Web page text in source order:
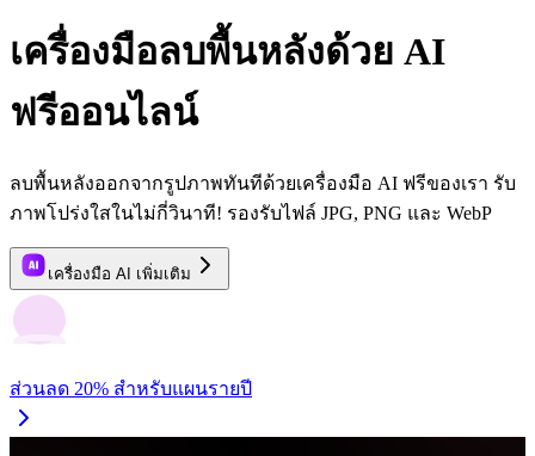
เครื่องมือลบพื้นหลังด้วย AI
ฟรีออนไลน์
ลบพื้นหลังออกจากรูปภาพทันทีด้วยเครื่องมือ AI ฟรีของเรา รับ
ภาพโปร่งใสในไม่กี่วินาที! รองรับไฟล์ JPG, PNG และ WebP
เครื่องมือ AI เพิ่มเติม
ส่วนลด 20% สำหรับแผนรายปี